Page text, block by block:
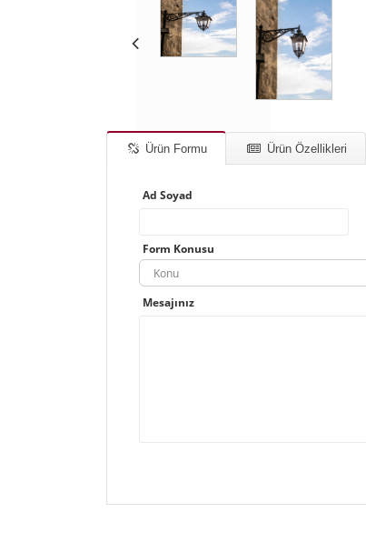
Ürün Formu Ürün Özellikleri
Ad Soyad
Form Konusu
Konu
Mesajınız